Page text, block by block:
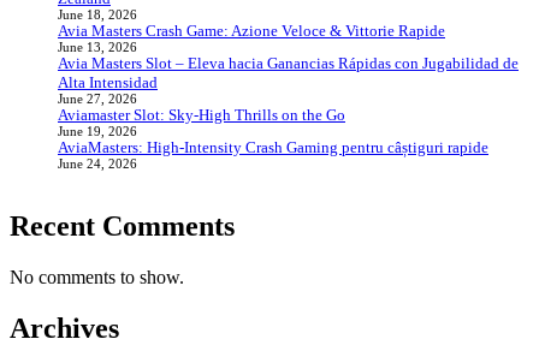
June 18, 2026
Avia Masters Crash Game: Azione Veloce & Vittorie Rapide
June 13, 2026
Avia Masters Slot – Eleva hacia Ganancias Rápidas con Jugabilidad de
Alta Intensidad
June 27, 2026
Aviamaster Slot: Sky‑High Thrills on the Go
June 19, 2026
AviaMasters: High‑Intensity Crash Gaming pentru câștiguri rapide
June 24, 2026
Recent Comments
No comments to show.
Archives